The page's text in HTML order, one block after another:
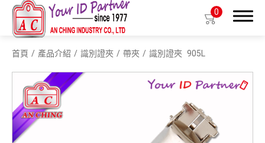
0
首頁 產品介紹 識別證夾 帶夾 識別證夾 905L
產品介紹